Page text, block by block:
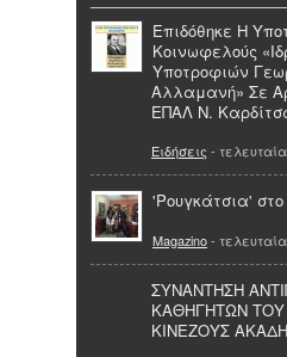
Επιδόθηκε Η
Κοινωφελούς
Υποτροφιών
Αλλαμανή» Σε
ΕΠΑΛ Ν.
Ειδήσεις -
'Ρουγκάτσια'
Magazino-
ΣΥΝΑΝΤΗΣΗ
ΚΑΘΗΓΗΤΩΝ ΤΟΥ
ΚΙΝΕΖΟΥΣ